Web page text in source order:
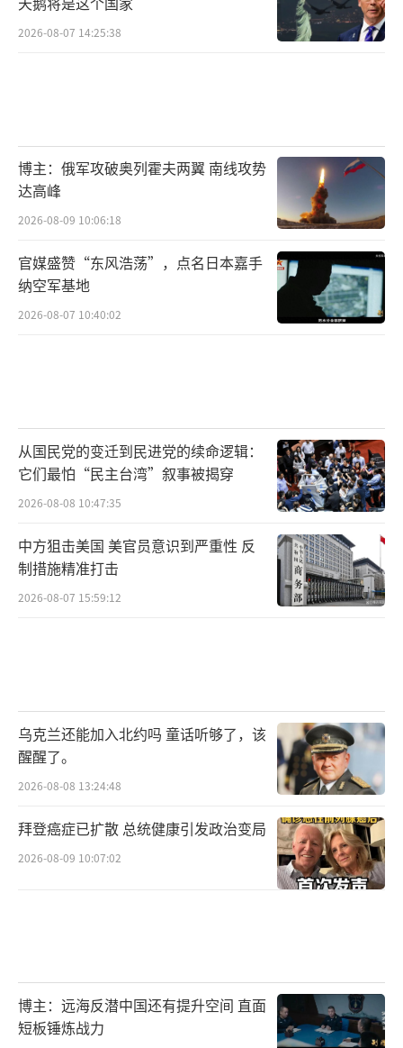
2026-08-07 14:25:38
博主：俄军攻破奥列霍夫两翼 南线攻势
达高峰
2026-08-09 10:06:18
官媒盛赞“东风浩荡”，点名日本嘉手
纳空军基地
2026-08-07 10:40:02
从国民党的变迁到民进党的续命逻辑：
它们最怕“民主台湾”叙事被揭穿
2026-08-08 10:47:35
中方狙击美国 美官员意识到严重性 反
制措施精准打击
2026-08-07 15:59:12
乌克兰还能加入北约吗 童话听够了，该
醒醒了。
2026-08-08 13:24:48
拜登癌症已扩散 总统健康引发政治变局
2026-08-09 10:07:02
博主：远海反潜中国还有提升空间 直面
短板锤炼战力